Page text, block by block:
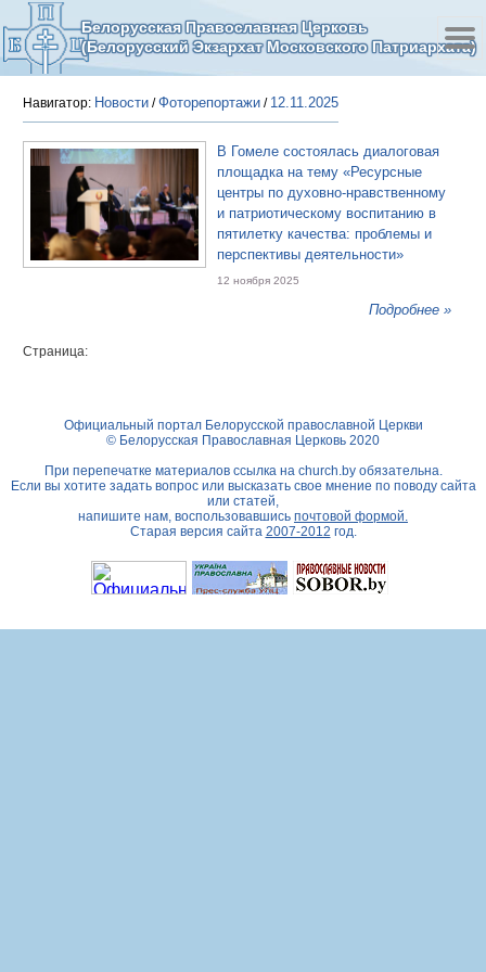
Белорусская Православная Церковь
(Белорусский Экзархат Московского Патриархата)
Навигатор: Новости /Фоторепортажи / 12.11.2025
В Гомеле состоялась диалоговая
площадка на тему «Ресурсные
центры по духовно-нравственному
и патриотическому воспитанию в
пятилетку качества: проблемы и
перспективы деятельности»
12 ноября 2025
Подробнее »
Страница:
Официальный портал Белорусской православной Церкви
© Белорусская Православная Церковь 2020
При перепечатке материалов ссылка на church.byобязательна.
Если вы хотите задать вопрос или высказать свое мнение по поводу сайта
или статей,
напишите нам, воспользовавшись почтовой формой.
Старая версия сайта 2007-2012 год.